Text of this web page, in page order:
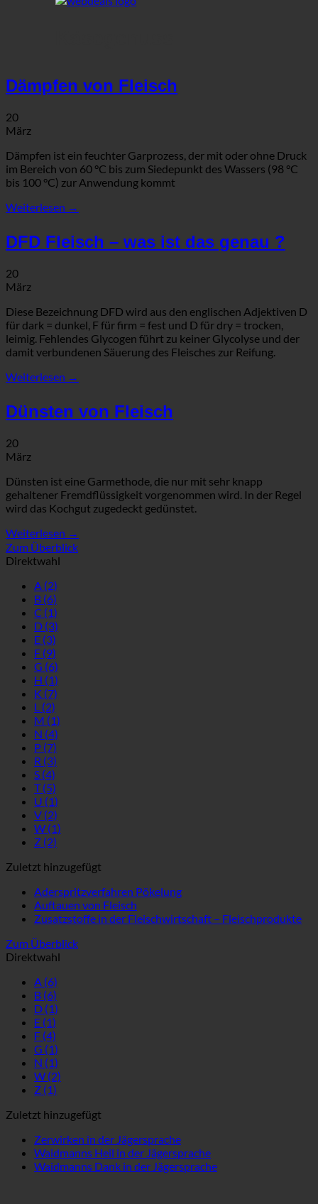
Dämpfen von Fleisch
20
März
Dämpfen ist ein feuchter Garprozess, der mit oder ohne Druck
im Bereich von 60 °C bis zum Siedepunkt des Wassers (98 °C
bis 100 °C) zur Anwendung kommt
Weiterlesen →
DFD Fleisch – was ist das genau ?
20
März
Diese Bezeichnung DFD wird aus den englischen Adjektiven D
für dark = dunkel, F für firm = fest und D für dry = trocken,
leimig. Fehlendes Glycogen führt zu keiner Glycolyse und der
damit verbundenen Säuerung des Fleisches zur Reifung.
Weiterlesen →
Dünsten von Fleisch
20
März
Dünsten ist eine Garmethode, die nur mit sehr knapp
gehaltener Fremdflüssigkeit vorgenommen wird. In der Regel
wird das Kochgut zugedeckt gedünstet.
Weiterlesen →
Zum Überblick
Direktwahl
A (2)
B (6)
C (1)
D (3)
E (3)
F (9)
G (6)
H (1)
K (7)
L (2)
M (1)
N (4)
P (7)
R (3)
S (4)
T(5)
U (1)
V (2)
W (1)
Z (2)
Zuletzt hinzugefügt
Aderspritzverfahren Pökelung
Auftauen von Fleisch
Zusatzstoffe in der Fleischwirtschaft – Fleischprodukte
Zum Überblick
Direktwahl
A (6)
B (6)
D (1)
E (1)
F (4)
G (1)
N (1)
W (2)
Z (1)
Zuletzt hinzugefügt
Zerwirken in der Jägersprache
Waidmanns Heil in der Jägersprache
Waidmanns Dank in der Jägersprache